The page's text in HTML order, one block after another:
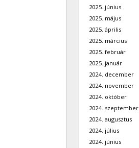
2025. június
2025. május
2025. április
2025. március
2025. február
2025. január
2024. december
2024. november
2024. október
2024. szeptember
2024. augusztus
2024. július
2024. június